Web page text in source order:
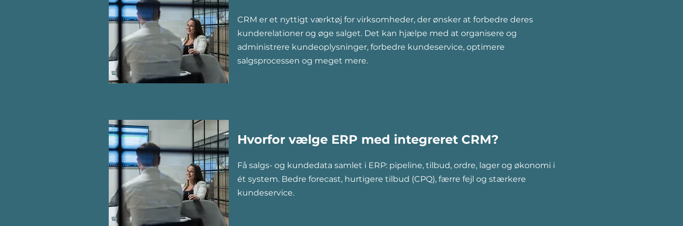
CRM er et nyttigt værktøj for virksomheder, der ønsker at forbedre deres
kunderelationer og øge salget. Det kan hjælpe med at organisere og
administrere kundeoplysninger, forbedre kundeservice, optimere
salgsprocessen og meget mere.
Hvorfor vælge ERP med integreret CRM?
Få salgs- og kundedata samlet i ERP: pipeline, tilbud, ordre, lager og økonomi i
ét system. Bedre forecast, hurtigere tilbud (CPQ), færre fejl og stærkere
kundeservice.